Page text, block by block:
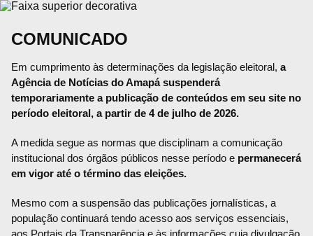
COMUNICADO
Em cumprimento às determinações da legislação eleitoral, a
Agência de Notícias do Amapá suspenderá
temporariamente a publicação de conteúdos em seu site no
período eleitoral, a partir de 4 de julho de 2026.
A medida segue as normas que disciplinam a comunicação
institucional dos órgãos públicos nesse período e permanecerá
em vigor até o término das eleições.
Mesmo com a suspensão das publicações jornalísticas, a
população continuará tendo acesso aos serviços essenciais,
aos Portais da Transparência e às informações cuja divulgação